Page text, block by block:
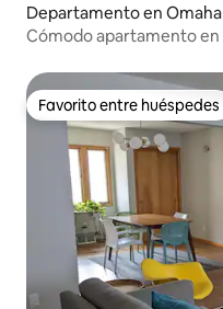
Departamento en Omaha
Cómodo apartamento
Favorito entre huéspedes
Favorito entre huéspedes